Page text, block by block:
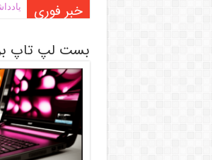
خبر فوری
بست لپ تاپ